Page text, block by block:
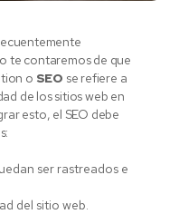
te contaremos de que
o SEO se refiere a
de los sitios web en
esto, el SEO debe
ser rastreados e
del sitio web.